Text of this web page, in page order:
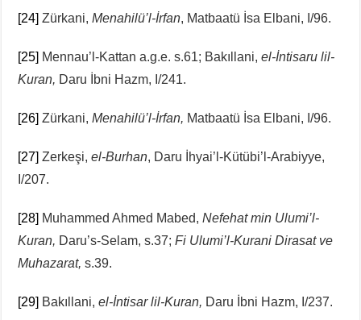
[24] Zürkani,Menahilü’l-İrfan, Matbaatü İsa Elbani, I/96.
[25] Mennau’l-Kattan a.g.e. s.61; Bakıllani,el-İntisaru lil-
Kuran, Daru İbni Hazm, I/241.
[26] Zürkani,Menahilü’l-İrfan, Matbaatü İsa Elbani, I/96.
[27] Zerkeşi,el-Burhan, Daru İhyai’l-Kütübi’l-Arabiyye,
I/207.
[28] Muhammed Ahmed Mabed,Nefehat min Ulumi’l-
Kuran, Daru’s-Selam, s.37;Fi Ulumi’l-Kurani Dirasat ve
Muhazarat,s.39.
[29] Bakıllani,el-İntisar lil-Kuran, Daru İbni Hazm, I/237.